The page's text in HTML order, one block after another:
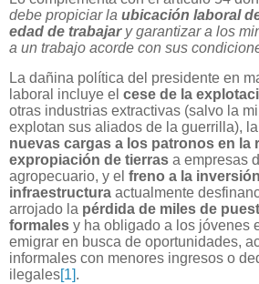
debe propiciar la ubicación laboral
edad de trabajary garantizar a los
a un trabajo acorde con sus
La dañina política del presidente en
laboral incluye el cese de la
otras industrias extractivas (salvo la
explotan sus aliados de la guerrilla), la
nuevas cargas a los patronos en la
expropiación de tierras a empresas
agropecuario, y el freno a la
infraestructura actualmente
arrojado la pérdida de miles de
formales y ha obligado a los jóvenes
emigrar en busca de oportunidades,
informales con menores ingresos o
ilegales[1].